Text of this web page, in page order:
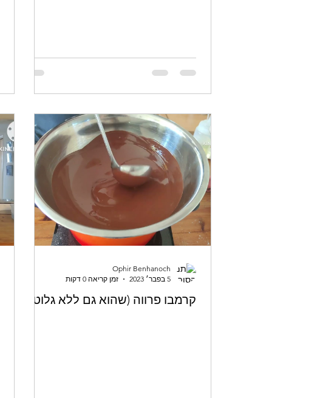
קרמבו פרווה (שהוא גם ללא גלוטן)
Ophir Benhanoch
5 בפבר׳ 2023
זמן קריאה 0 דקות